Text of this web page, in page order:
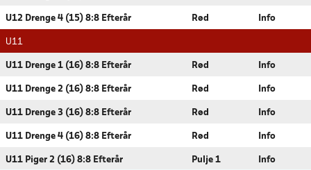
U12 Drenge 4 (15) 8:8 Efterår Rød Info
U11
U11 Drenge 1 (16) 8:8 Efterår Rød Info
U11 Drenge 2 (16) 8:8 Efterår Rød Info
U11 Drenge 3 (16) 8:8 Efterår Rød Info
U11 Drenge 4 (16) 8:8 Efterår Rød Info
U11 Piger 2 (16) 8:8 Efterår Pulje 1 Info